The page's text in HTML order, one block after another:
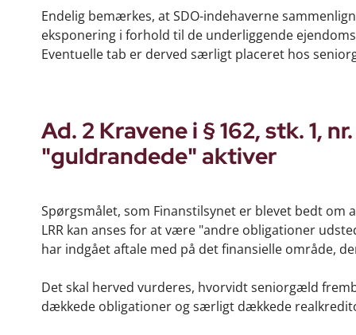
Endelig bemærkes, at SDO-indehaverne
eksponering i forhold til de underliggende
Eventuelle tab er derved særligt placeret hos
Ad. 2 Kravene i § 162, stk. 1,
"guldrandede" aktiver
Spørgsmålet, som Finanstilsynet er blevet bedt
LRR kan anses for at være "andre obligationer
har indgået aftale med på det finansielle område,
Det skal herved vurderes, hvorvidt seniorgæld
dækkede obligationer og særligt dækkede